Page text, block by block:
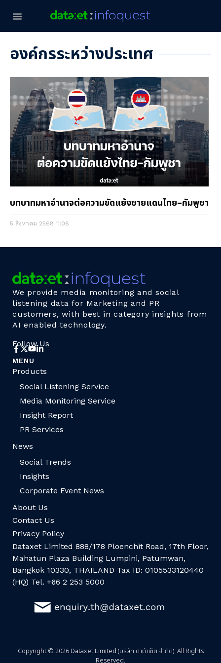
องค์กรระหว่างประเทศ
บทบาทมหาอำนาจต่อความขัดแย้งชายแดนไทย–กัมพูชา
5 สิงหาคม 2568 11:08
We provide media monitoring and social
listening data for Marketing and PR
customers, with best in category insights from
AI enabled technology.
Follow Us
MENU
Products
Social Listening Service
Media Monitoring Service
Insight Report
PR Services
News
Social Trends
Insights
Corporate Event News
About Us
Contact Us
Privacy Policy
Dataxet Limited 888/178 Ploenchit Road, 17th Floor,
Mahatun Plaza Building Lumpini, Patumwan,
Bangkok 10330, THAILAND Tax ID: 0105533120440
(HQ) Tel. +66 2 253 5000
Copyright © 2026 Dataxet Limited (บริษัท ดาต้าเซ็ต จำกัด). All Rights
Reserved.